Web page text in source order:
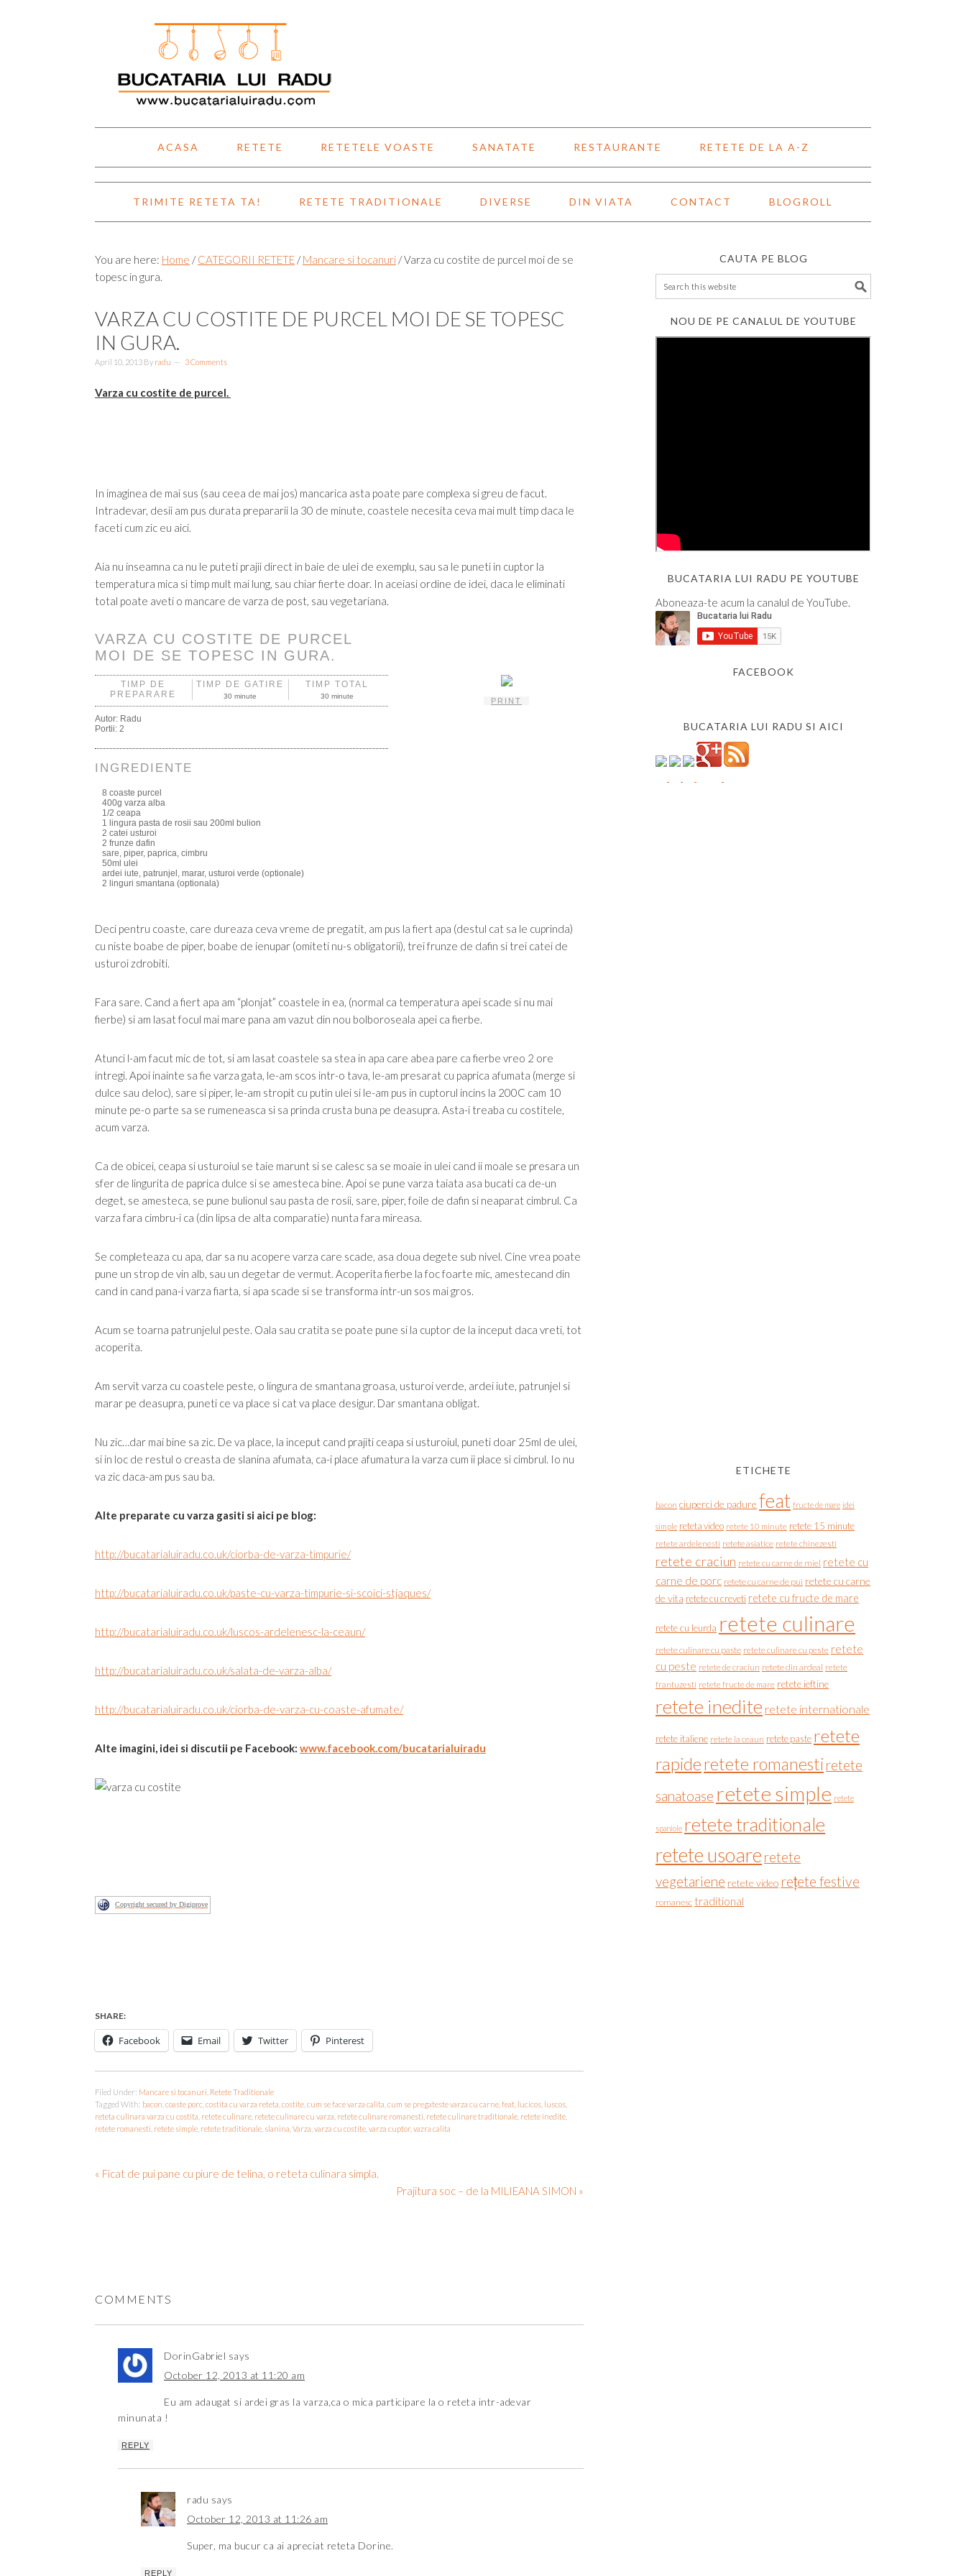
ACASA RETETE RETETELE VOASTE SANATATE RESTAURANTE RETETE DE LA A-Z
TRIMITE RETETA TA! RETETE TRADITIONALE DIVERSE DIN VIATA CONTACT BLOGROLL
You are here: Home / CATEGORII RETETE / Mancare si tocanuri /Varza cu costite de purcel moi de se
topesc in gura.
VARZA CU COSTITE DE PURCEL MOI DE SE TOPESC
IN GURA.
April 10, 2013 By radu 3 Comments
Varza cu costite de purcel.
In imaginea de mai sus (sau ceea de mai jos) mancarica asta poate pare complexa si greu de facut.
Intradevar, desii am pus durata prepararii la 30 de minute, coastele necesita ceva mai mult timp daca le
faceti cum zic eu aici.
Aia nu inseamna ca nu le puteti prajii direct in baie de ulei de exemplu, sau sa le puneti in cuptor la
temperatura mica si timp mult mai lung, sau chiar fierte doar. In aceiasi ordine de idei, daca le eliminati
total poate aveti o mancare de varza de post, sau vegetariana.
VARZA CU COSTITE DE PURCEL
MOI DE SE TOPESC IN GURA.
PRINT
TIMP DE
PREPARARE
TIMP DE GATIRE
30 minute
TIMP TOTAL
30 minute
Autor: Radu
Portii: 2
INGREDIENTE
8 coaste purcel
400g varza alba
1/2 ceapa
1 lingura pasta de rosii sau 200ml bulion
2 catei usturoi
2 frunze dafin
sare, piper, paprica, cimbru
50ml ulei
ardei iute, patrunjel, marar, usturoi verde (optionale)
2 linguri smantana (optionala)
Deci pentru coaste, care dureaza ceva vreme de pregatit, am pus la fiert apa (destul cat sa le cuprinda)
cu niste boabe de piper, boabe de ienupar (omiteti nu-s obligatorii), trei frunze de dafin si trei catei de
usturoi zdrobiti.
Fara sare. Cand a fiert apa am “plonjat” coastele in ea, (normal ca temperatura apei scade si nu mai
fierbe) si am lasat focul mai mare pana am vazut din nou bolboroseala apei ca fierbe.
Atunci l-am facut mic de tot, si am lasat coastele sa stea in apa care abea pare ca fierbe vreo 2 ore
intregi. Apoi inainte sa fie varza gata, le-am scos intr-o tava, le-am presarat cu paprica afumata (merge si
dulce sau deloc), sare si piper, le-am stropit cu putin ulei si le-am pus in cuptorul incins la 200C cam 10
minute pe-o parte sa se rumeneasca si sa prinda crusta buna pe deasupra. Asta-i treaba cu costitele,
acum varza.
Ca de obicei, ceapa si usturoiul se taie marunt si se calesc sa se moaie in ulei cand ii moale se presara un
sfer de lingurita de paprica dulce si se amesteca bine. Apoi se pune varza taiata asa bucati ca de-un
deget, se amesteca, se pune bulionul sau pasta de rosii, sare, piper, foile de dafin si neaparat cimbrul. Ca
varza fara cimbru-i ca (din lipsa de alta comparatie) nunta fara mireasa.
Se completeaza cu apa, dar sa nu acopere varza care scade, asa doua degete sub nivel. Cine vrea poate
pune un strop de vin alb, sau un degetar de vermut. Acoperita fierbe la foc foarte mic, amestecand din
cand in cand pana-i varza fiarta, si apa scade si se transforma intr-un sos mai gros.
Acum se toarna patrunjelul peste. Oala sau cratita se poate pune si la cuptor de la inceput daca vreti, tot
acoperita.
Am servit varza cu coastele peste, o lingura de smantana groasa, usturoi verde, ardei iute, patrunjel si
marar pe deasupra, puneti ce va place si cat va place desigur. Dar smantana obligat.
Nu zic…dar mai bine sa zic. De va place, la inceput cand prajiti ceapa si usturoiul, puneti doar 25ml de ulei,
si in loc de restul o creasta de slanina afumata, ca-i place afumatura la varza cum ii place si cimbrul. Io nu
va zic daca-am pus sau ba.
Alte preparate cu varza gasiti si aici pe blog:
http://bucatarialuiradu.co.uk/ciorba-de-varza-timpurie/
http://bucatarialuiradu.co.uk/paste-cu-varza-timpurie-si-scoici-stjaques/
http://bucatarialuiradu.co.uk/luscos-ardelenesc-la-ceaun/
http://bucatarialuiradu.co.uk/salata-de-varza-alba/
http://bucatarialuiradu.co.uk/ciorba-de-varza-cu-coaste-afumate/
Alte imagini, idei si discutii pe Facebook: www.facebook.com/bucatarialuiradu
Copyright secured by Digiprove
SHARE:
Facebook Email Twitter Pinterest
Filed Under: Mancare si tocanuri Retete Traditionale
Tagged With: bacon coaste porc costita cu varza reteta costite cum se face varza calita cum se pregateste varza cu carne feat lucicos luscos
reteta culinara varza cu costita retete culinare retete culinare cu varza retete culinare romanesti retete culinare traditionale retete inedite
retete romanesti retete simple retete traditionale slanina Varza varza cu costite varza cuptor, vazra calita
« Ficat de pui pane cu piure de telina, o reteta culinara simpla.
Prajitura soc – de la MILIEANA SIMON »
COMMENTS
DorinGabriel says
October 12, 2013 at 11:20 am
Eu am adaugat si ardei gras la varza,ca o mica participare la o reteta intr-adevar
minunata !
REPLY
radu says
October 12, 2013 at 11:26 am
Super, ma bucur ca ai apreciat reteta Dorine.
REPLY
CAUTA PE BLOG
NOU DE PE CANALUL DE YOUTUBE
BUCATARIA LUI RADU PE YOUTUBE
Aboneaza-te acum la canalul de YouTube.
FACEBOOK
BUCATARIA LUI RADU SI AICI
ETICHETE
bacon ciuperci de padure feat fructe de mare idei
simple reteta video retete 10 minute retete 15 minute
retete ardelenesti retete asiatice retete chinezesti
retete craciun retete cu carne de miel retete cu
carne de porc retete cu carne de pui retete cu carne
de vita retete cu creveti retete cu fructe de mare
retete cu leurda retete culinare
retete culinare cu paste retete culinare cu peste retete
cu peste retete de craciun retete din ardeal retete
frantuzesti retete fructe de mare retete ieftine
retete inedite retete internationale
retete italiene retete la ceaun retete paste retete
rapideretete romanesti retete
sanatoase retete simple retete
spaniole retete traditionale
retete usoare retete
vegetariene retete video rețete festive
romanesc traditional